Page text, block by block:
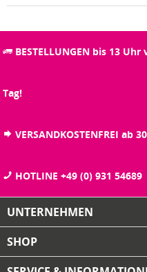
BESTELLUNGEN bis 13
Tag!
VERSANDKOSTENFREI ab
HOTLINE +49 (0) 931 54689
UNTERNEHMEN
SHOP